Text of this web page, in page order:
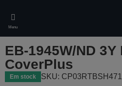
main
content
Menu
EB-1945W/ND 3Y
CoverPlus
Em stock SKU: CP03RTBSH471